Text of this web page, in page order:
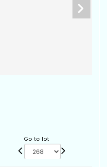
Go to lot